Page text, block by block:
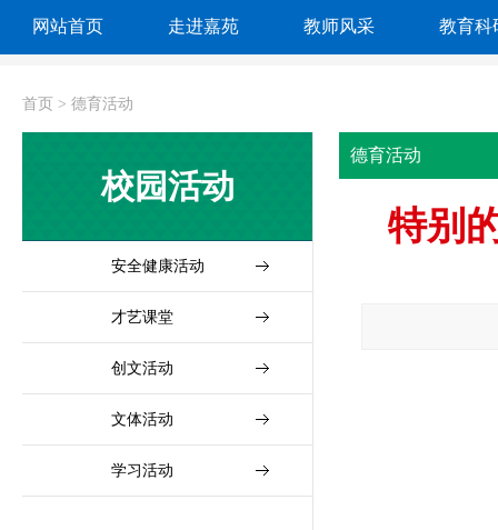
网站首页 走进嘉苑 教师风采 教育科
首页 > 德育活动
校园活动
安全健康活动
才艺课堂
创文活动
文体活动
学习活动
德育活动
特别